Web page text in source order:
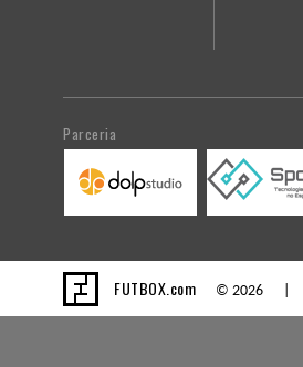
Parceria
FUTBOX.com © 2026 |